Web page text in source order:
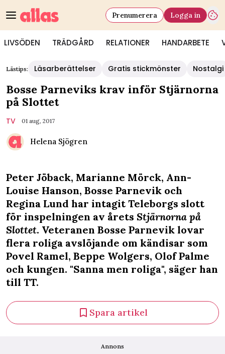
LIVSÖDEN TRÄDGÅRD RELATIONER HANDARBETE
Prenumerera Logga in
Lästips: Läsarberättelser Gratis stickmönster Nostalgi
Bosse Parneviks krav inför Stjärnorna
på Slottet
TV 01 aug, 2017
Helena Sjögren
Peter Jöback, Marianne Mörck, Ann-
Louise Hanson, Bosse Parnevik och
Regina Lund har intagit Teleborgs slott
för inspelningen av årets Stjärnorna på
Slottet. Veteranen Bosse Parnevik lovar
flera roliga avslöjande om kändisar som
Povel Ramel, Beppe Wolgers, Olof Palme
och kungen. "Sanna men roliga", säger han
till TT.
Spara artikel
Annons